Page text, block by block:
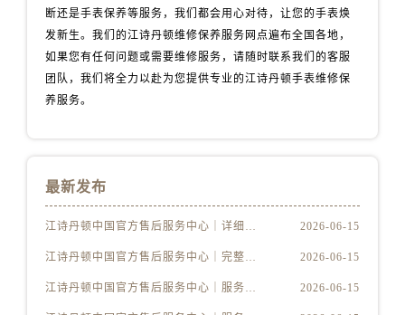
福建省三明市三元区东乾二路江诗丹顿售后服务中心（需提前预约）
断还是手表保养等服务，我们都会用心对待，让您的手表焕
发新生。我们的江诗丹顿维修保养服务网点遍布全国各地，
如果您有任何问题或需要维修服务，请随时联系我们的客服
团队，我们将全力以赴为您提供专业的江诗丹顿手表维修保
养服务。
最新发布
江诗丹顿中国官方售后服务中心｜详细地址及售后服务电话权威信息公示（2026年6月最新） 2026-06-15
江诗丹顿中国官方售后服务中心｜完整地址与联系电话权威信息公示（2026年6月最新） 2026-06-15
江诗丹顿中国官方售后服务中心｜服务电话及详细网点地址权威信息公示（2026年6月最新） 2026-06-15